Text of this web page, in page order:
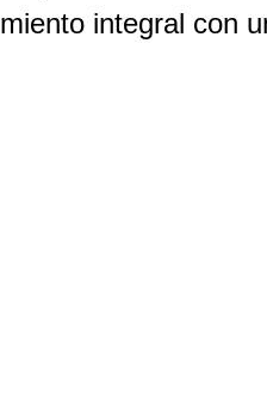
integral con